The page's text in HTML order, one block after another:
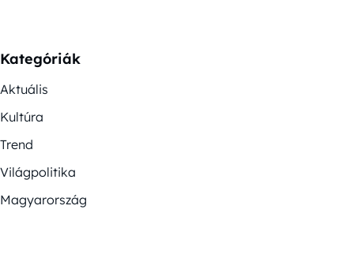
Kategóriák
Aktuális
Kultúra
Trend
Világpolitika
Magyarország